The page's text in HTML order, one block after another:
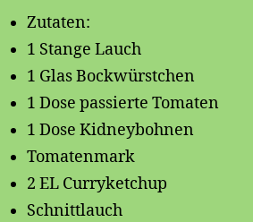
Zutaten:
1 Stange Lauch
1 Glas Bockwürstchen
1 Dose passierte Tomaten
1 Dose Kidneybohnen
Tomatenmark
2 EL Curryketchup
Schnittlauch